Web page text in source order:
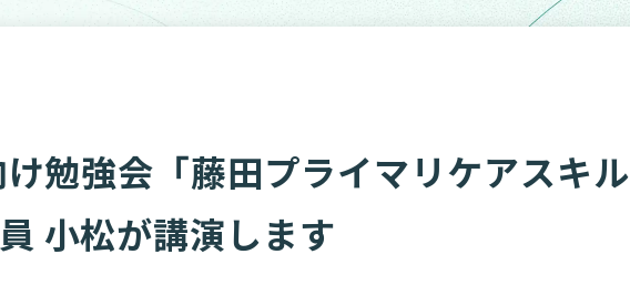
募集要項
勉強会「藤田プライマリケアスキル
小松が講演します